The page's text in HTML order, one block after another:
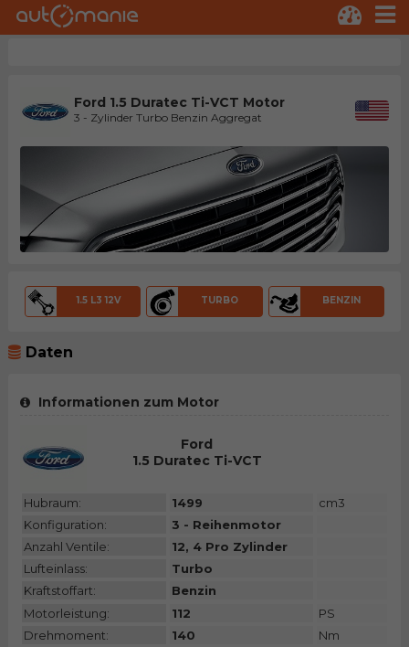
Ford 1.5 Duratec Ti-VCT Motor
3 - Zylinder Turbo Benzin Aggregat
1.5 L3 12V TURBO BENZIN
Daten
Informationen zum Motor
Ford
1.5 Duratec Ti-VCT
Hubraum: 1499
cm3
Konfiguration:
3 - Reihenmotor
Anzahl Ventile:
12, 4 Pro Zylinder
Lufteinlass:
Turbo
Kraftstoffart:
Benzin
Motorleistung:
112
PS
Drehmoment:
140 Nm